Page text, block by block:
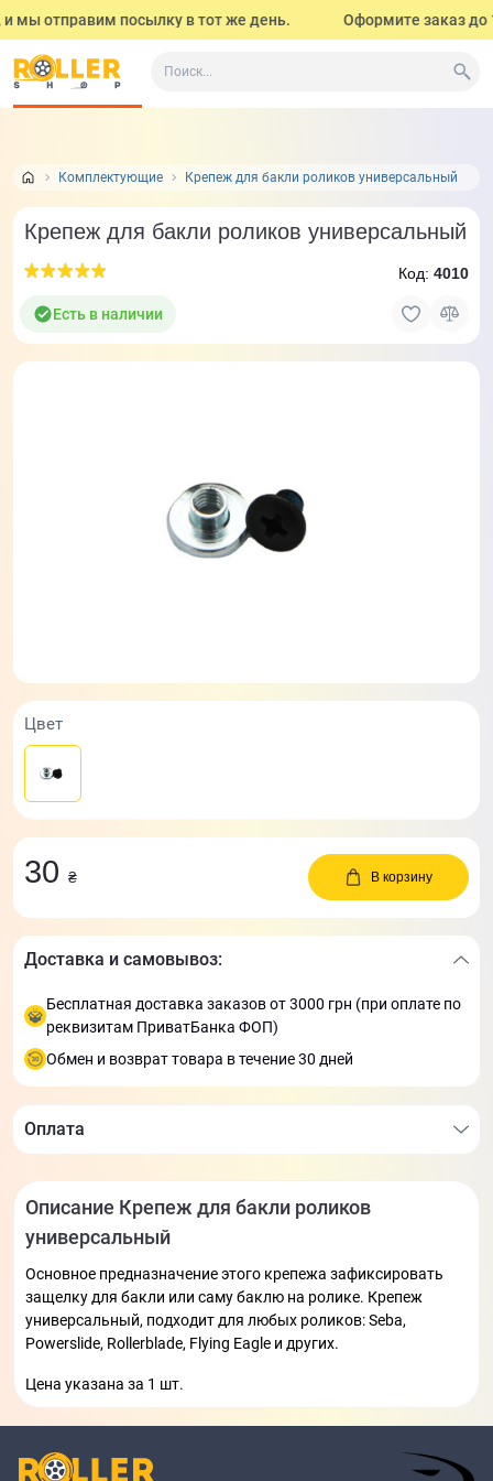
мы отправим посылку в тот же день. Оформите заказ до
Комплектующие Крепеж для бакли роликов универсальный
Все о товаре Отзывы
Крепеж для бакли роликов универсальный
Есть в наличии
Код: 4010
Цвет
30 ₴ В корзину
Доставка и самовывоз:
Бесплатная доставка заказов от 3000 грн (при оплате по
реквизитам ПриватБанка ФОП)
Обмен и возврат товара в течение 30 дней
Оплата
Описание Крепеж для бакли роликов
универсальный
Основное предназначение этого крепежа зафиксировать
защелку для бакли или саму баклю на ролике. Крепеж
универсальный, подходит для любых роликов: Seba,
Powerslide, Rollerblade, Flying Eagle и других.
Цена указана за 1 шт.